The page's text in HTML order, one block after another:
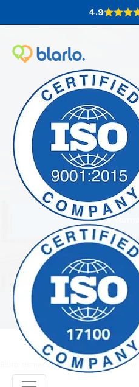
4.9
Biuro
Napisz do nas i
Zamów
Biuro tłumaczeń Biuro tłumaczeń w